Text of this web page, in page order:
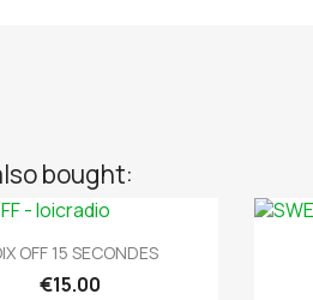
bought:
 Quick view
OFF 15 SECONDES
€15.00